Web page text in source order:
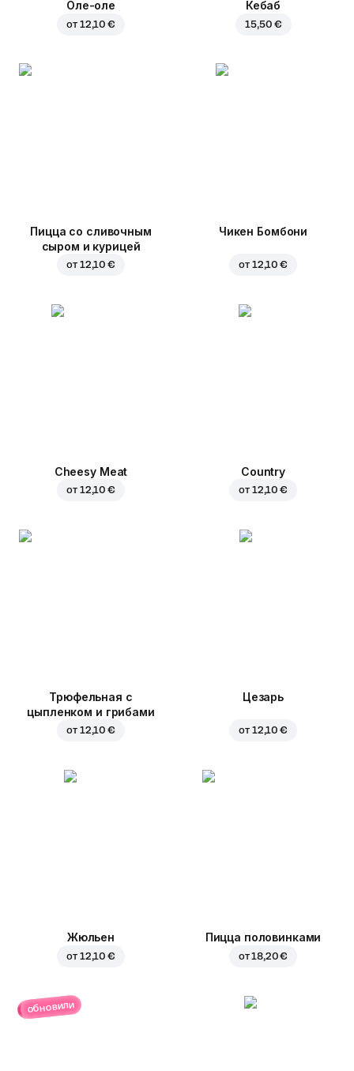
Оле-оле
от 12,10 €
Кебаб
15,50 €
Пицца со сливочным
сыром и курицей
от 12,10 €
Чикен Бомбони
от 12,10 €
Cheesy Meat
от 12,10 €
Country
от 12,10 €
Трюфельная с
цыпленком и грибами
от 12,10 €
Цезарь
от 12,10 €
Жюльен
от 12,10 €
Пицца половинками
от18,20 €
обновили